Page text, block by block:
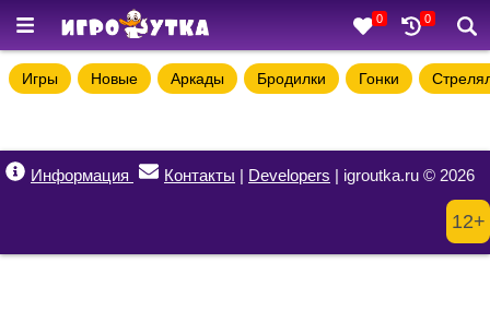
0 0
Игры Новые Аркады Бродилки Гонки
Информация Контакты | Developers | igroutka.ru © 2026
12+